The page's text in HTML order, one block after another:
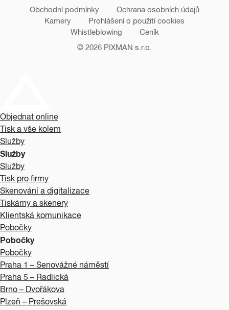
Obchodní podmínky
Ochrana osobních údajů
Kamery
Prohlášení o použití cookies
Whistleblowing
Ceník
© 2026 PIXMAN s.r.o.
Objednat online
Tisk a vše kolem
Služby
Služby
Služby
Tisk pro firmy
Skenování a digitalizace
Tiskárny a skenery
Klientská komunikace
Pobočky
Pobočky
Pobočky
Praha 1 – Senovážné náměstí
Praha 5 – Radlická
Brno – Dvořákova
Plzeň – Prešovská